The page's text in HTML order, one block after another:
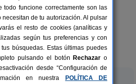
8+1 pers.
desde27 €
Aguas Frías
(León)
todo funcione correctamente son las
de tu autorización. Al pulsar
el resto de cookies (analíticas y
según tus preferencias y con
búsquedas. Estas últimas puedes
pulsando el botón Rechazar o
desde “Configuración de
en nuestra
POLÍTICA DE